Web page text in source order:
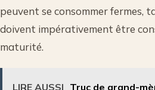
peuvent se consommer fermes,
doivent impérativement être
maturité.
LIRE AUSSI Truc de grand-